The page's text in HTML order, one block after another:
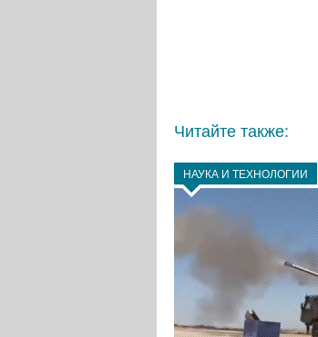
Читайте также:
НАУКА И ТЕХНОЛОГИИ